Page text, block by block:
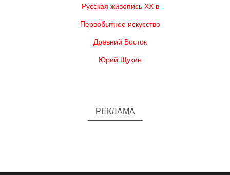
Русская живопись XX в
Первобытное искусство
Древний Восток
Юрий Щукин
РЕКЛАМА